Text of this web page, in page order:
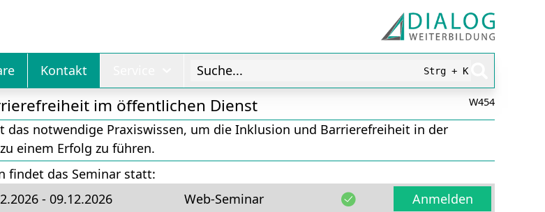
Kontakt Suche... Strg + K
im öffentlichen Dienst W454
das notwendige Praxiswissen, um die Inklusion und Barrierefreiheit in der
einem Erfolg zu führen.
findet das Seminar statt:
- 09.12.2026
Web-Seminar Anmelden